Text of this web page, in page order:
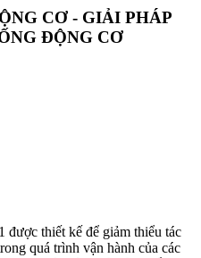
CƠ - GIẢI PHÁP
ĐỘNG CƠ
được thiết kế để giảm thiểu tác
quá trình vận hành của các